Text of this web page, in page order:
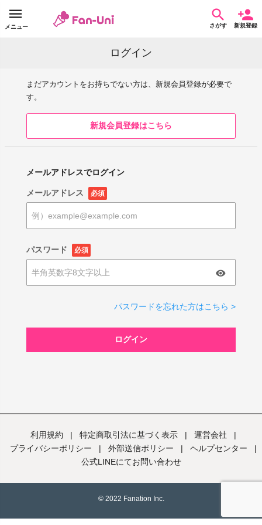
メニュー さがす 新規登録
ログイン
まだアカウントをお持ちでない方は、新規会員登録が必要で
す。
新規会員登録はこちら
メールアドレスでログイン
メールアドレス 必須
パスワード 必須
パスワードを忘れた方はこちら >
ログイン
利用規約 | 特定商取引法に基づく表示 | 運営会社
|
プライバシーポリシー
| 外部送信ポリシー | ヘルプセンター
|
公式LINEにてお問い合わせ
© 2022 Fanation Inc.